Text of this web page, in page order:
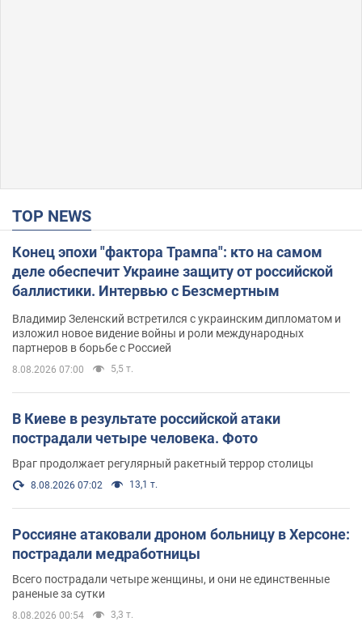
TOP NEWS
Конец эпохи "фактора Трампа": кто на самом
деле обеспечит Украине защиту от российской
баллистики. Интервью с Безсмертным
Владимир Зеленский встретился с украинским дипломатом и
изложил новое видение войны и роли международных
партнеров в борьбе с Россией
8.08.2026 07:00 5,5 т.
В Киеве в результате российской атаки
пострадали четыре человека. Фото
Враг продолжает регулярный ракетный террор столицы
8.08.2026 07:02 13,1 т.
Россияне атаковали дроном больницу в Херсоне:
пострадали медработницы
Всего пострадали четыре женщины, и они не единственные
раненые за сутки
8.08.2026 00:54 3,3 т.